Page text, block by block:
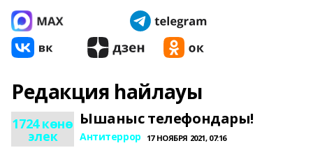
Редакция һайлауы
1724 көнө
элек
Ышаныс телефондары!
Антитеррор 17 НОЯБРЯ 2021, 07:16